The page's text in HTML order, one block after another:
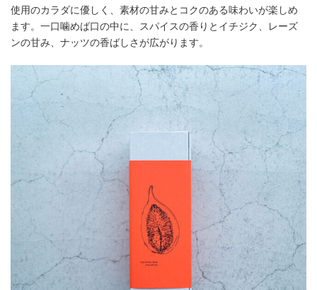
使用のカラダに優しく、素材の甘みとコクのある味わいが楽しめ
ます。一口噛めば口の中に、スパイスの香りとイチジク、レーズ
ンの甘み、ナッツの香ばしさが広がります。